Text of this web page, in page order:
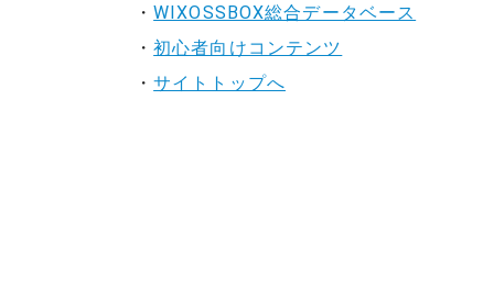
・WIXOSSBOX総合データベース
・初心者向けコンテンツ
・サイトトップへ